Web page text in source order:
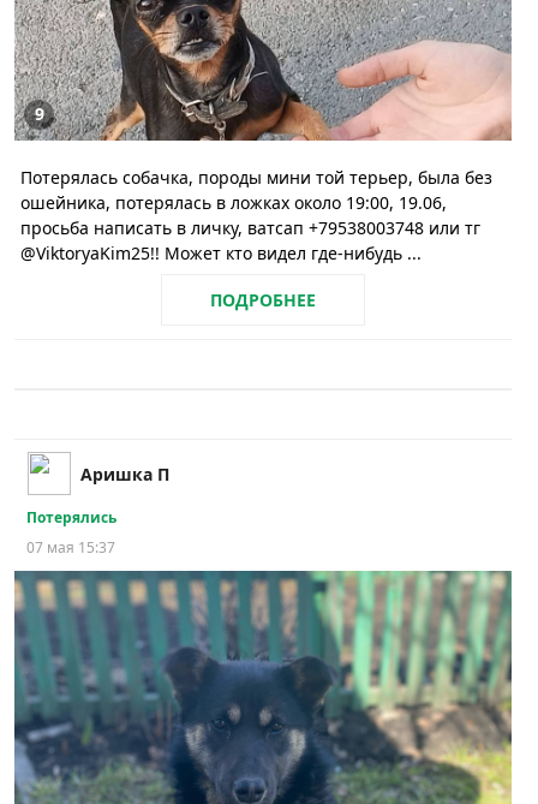
9
Потерялась собачка, породы мини той терьер, была без
ошейника, потерялась в ложках около 19:00, 19.06,
просьба написать в личку, ватсап +79538003748 или тг
@ViktoryaKim25!! Может кто видел где-нибудь ...
ПОДРОБНЕЕ
Аришка П
Потерялись
07 мая 15:37